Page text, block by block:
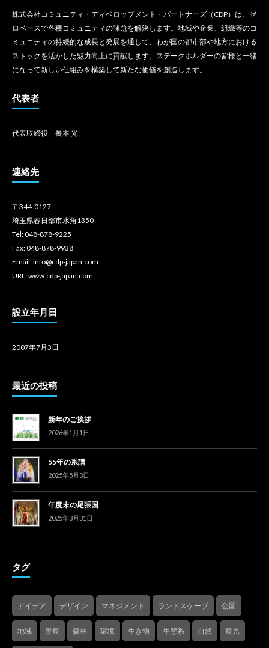
株式会社コミュニティ・ディベロップメント・パートナーズ（CDP）は、ゼ
ロベースで各種コミュニティの課題を解決します。地域や企業、組織等のコ
ミュニティの持続的な成長と発展を通して、わが国の都市部や地方における
ストックを活かした魅力向上に貢献します。ステークホルダーの皆様と一緒
になって新しい仕組みを構築して新たな価値を創造します。
代表者
代表取締役 長本 光
連絡先
〒344-0127
埼玉県春日部市水角1350
Tel: 048-878-9225
Fax: 048-878-9938
Email: info@cdp-japan.com
URL: www.cdp-japan.com
設立年月日
2007年7月3日
最近の投稿
新年のご挨拶
2026年1月1日
55年の系譜
2025年5月3日
年度末の尾張国
2025年3月31日
タグ
アイデア デザイン マネジメント ランドスケープ 公園
地域 景観 森林 環境 生き物 生態系 自然 観光